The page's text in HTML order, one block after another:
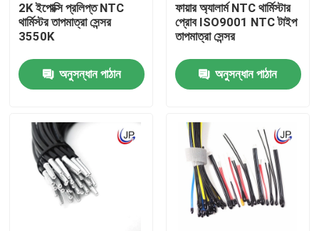
মান নিয়ন্ত্রণ
যোগাযোগ করুন
মেডিকেল তাপমাত্রা সেন্সর
সারফেস মাউন্ট তাপমাত্রা সেন্সর
2K ইপোক্সি প্রলিপ্ত NTC
থার্মিস্টর তাপমাত্রা সেন্সর
3550K
অনুসন্ধান পাঠান
ফায়ার অ্যালার্ম NTC থার্মিস্টার
প্রোব ISO9001 NTC টাইপ
তাপমাত্রা সেন্সর
অনুসন্ধান পাঠান